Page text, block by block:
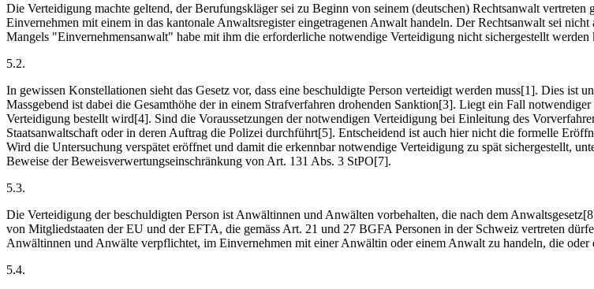
Die Verteidigung machte geltend, der Berufungskläger sei zu Beginn von seinem (deutschen) Rechtsanwalt
Einvernehmen mit einem in das kantonale Anwaltsregister eingetragenen Anwalt handeln. Der Rechtsanwalt sei
Mangels "Einvernehmensanwalt" habe mit ihm die erforderliche notwendige Verteidigung nicht sichergestellt werden
5.2.
In gewissen Konstellationen sieht das Gesetz vor, dass eine beschuldigte Person verteidigt werden muss[1]. Dies ist
Massgebend ist dabei die Gesamthöhe der in einem Strafverfahren drohenden Sanktion[3]. Liegt ein Fall
Verteidigung bestellt wird[4]. Sind die Voraussetzungen der notwendigen Verteidigung bei Einleitung des
Staatsanwaltschaft oder in deren Auftrag die Polizei durchführt[5]. Entscheidend ist auch hier nicht die formelle
Wird die Untersuchung verspätet eröffnet und damit die erkennbar notwendige Verteidigung zu spät sichergestellt,
Beweise der Beweisverwertungseinschränkung von Art. 131 Abs. 3 StPO[7].
5.3.
Die Verteidigung der beschuldigten Person ist Anwältinnen und Anwälten vorbehalten, die nach dem
von Mitgliedstaaten der EU und der EFTA, die gemäss Art. 21 und 27 BGFA Personen in der Schweiz vertreten
Anwältinnen und Anwälte verpflichtet, im Einvernehmen mit einer Anwältin oder einem Anwalt zu handeln, die oder
5.4.